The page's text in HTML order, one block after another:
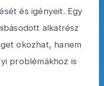
és igényeit. Egy
alkatrész
okozhat, hanem
problémákhoz is